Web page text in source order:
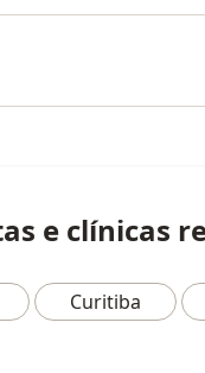
e clínicas
Curitiba